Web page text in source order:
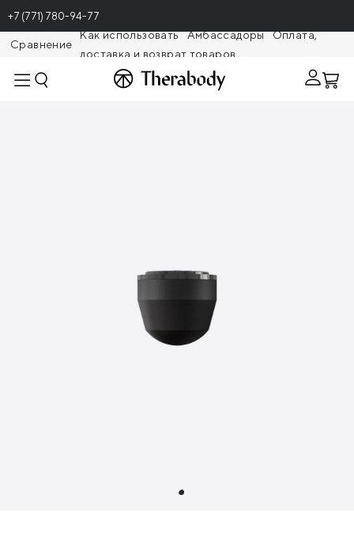
+7 (771) 780-94-77
Сравнение
Как использовать Амбассадоры
Оплата,
доставка и возврат товаров